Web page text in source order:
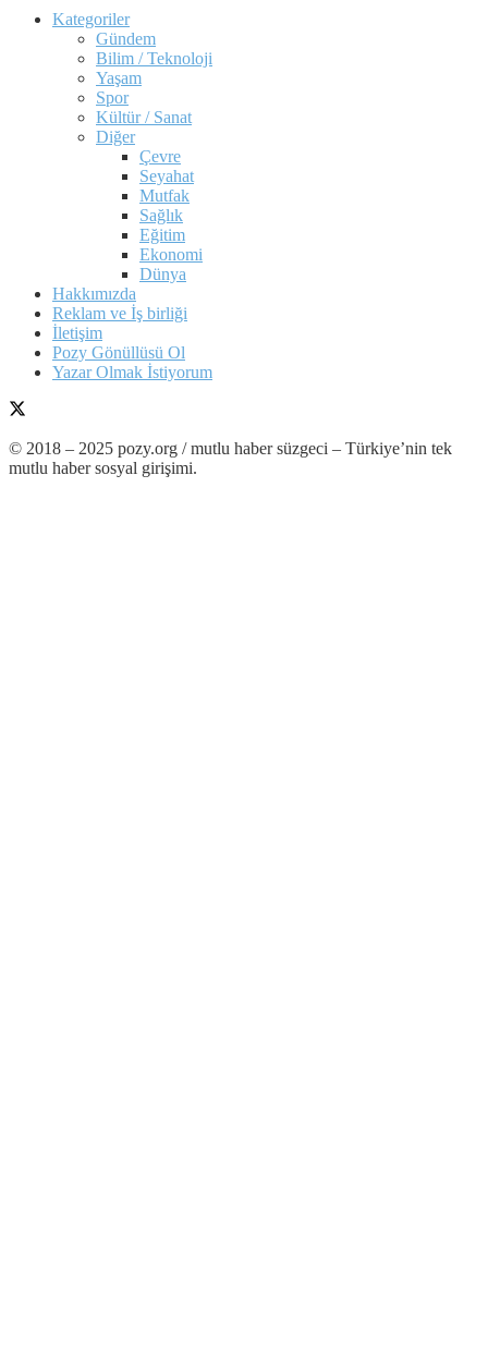
Kategoriler
Gündem
Bilim / Teknoloji
Yaşam
Spor
Kültür / Sanat
Diğer
Çevre
Seyahat
Mutfak
Sağlık
Eğitim
Ekonomi
Dünya
Hakkımızda
Reklam ve İş birliği
İletişim
Pozy Gönüllüsü Ol
Yazar Olmak İstiyorum
© 2018 – 2025 pozy.org / mutlu haber süzgeci – Türkiye’nin tek
mutlu haber sosyal girişimi.